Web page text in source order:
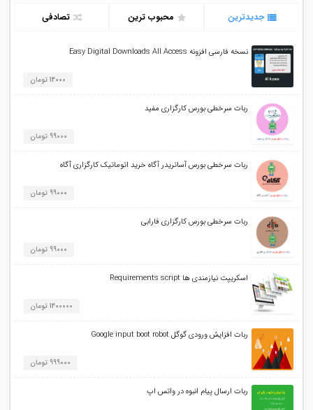
جدیدترین محبوب ترین تصادفی
نسخه فارسی افزونه Easy Digital Downloads All Access
14000 تومان
ربات سرخطی بورس کارگزاری مفید
99000 تومان
ربات سرخطی بورس آساتریدر آگاه خرید اتوماتیک کارگزاری آگاه
99000 تومان
ربات سرخطی بورس کارگزاری فارابی
99000 تومان
اسکریپت نیازمندی ها Requirements script
1400000 تومان
ربات افزایش ورودی گوگل Google input boot robot
999000 تومان
ربات ارسال پیام انبوه در واتس اپ